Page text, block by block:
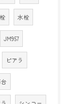
水栓
JM957
ピアラ